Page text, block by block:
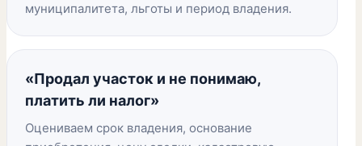
муниципалитета, льготы и период владения.
«Продал участок и не понимаю,
платить ли налог»
Оцениваем срок владения, основание